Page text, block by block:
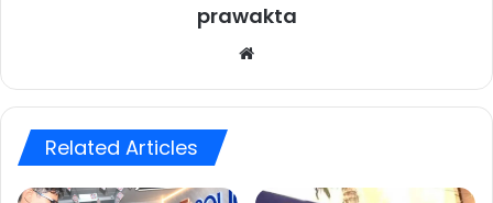
prawakta
Related Articles